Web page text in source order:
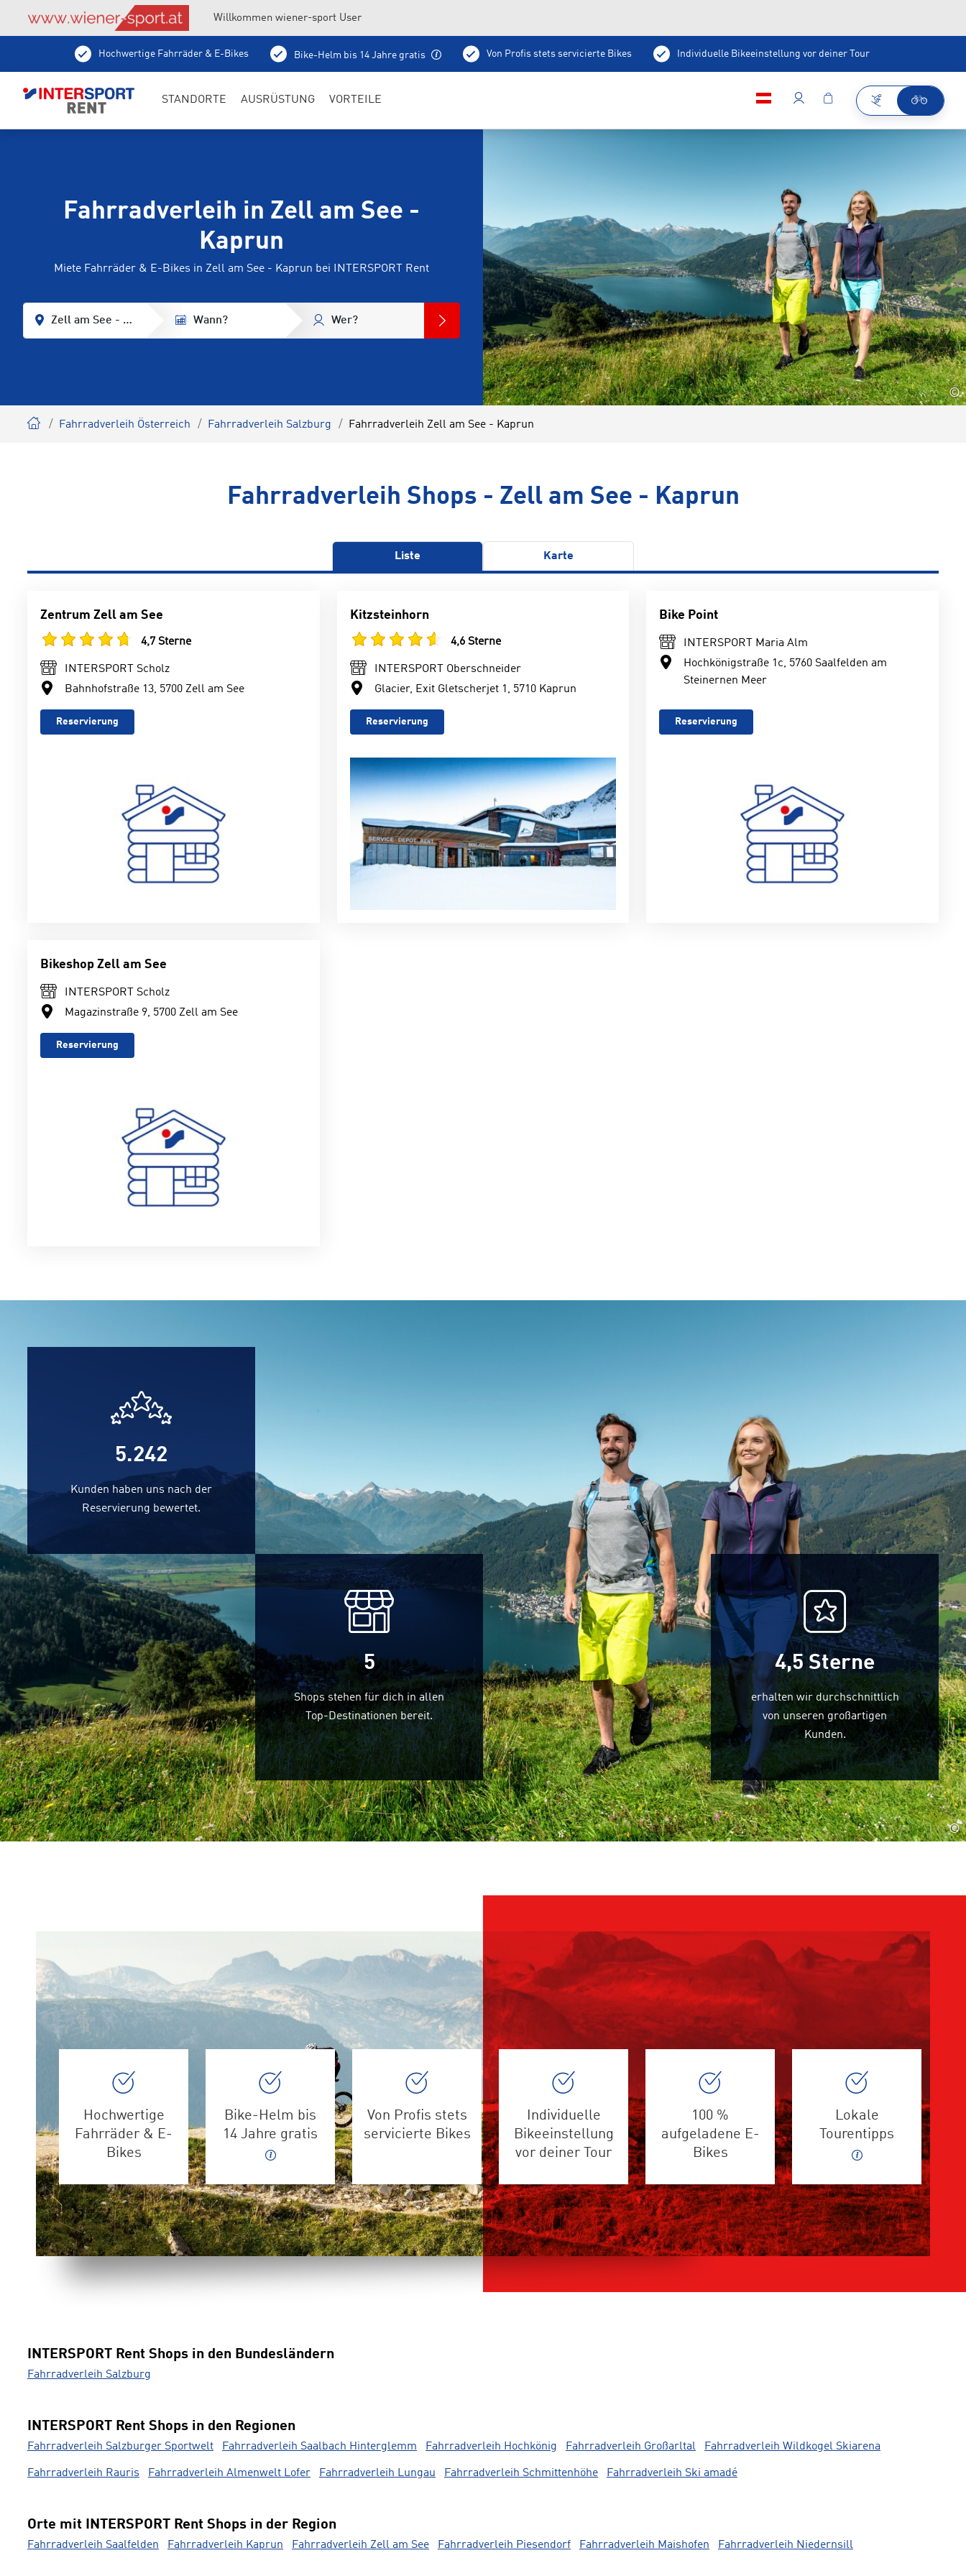
Willkommen wiener-sport User
Hochwertige Fahrräder & E-Bikes Bike-Helm bis 14 Jahre gratis Von Profis stets servicierte Bikes Individuelle Bikeeinstellung vor deiner Tour
STANDORTE AUSRÜSTUNG VORTEILE
Fahrradverleih in Zell am See -
Kaprun
Miete Fahrräder & E-Bikes in Zell am See - Kaprun bei INTERSPORT Rent
Zell am See - Kaprun Wann? Wer?
©
Fahrradverleih Österreich Fahrradverleih Salzburg Fahrradverleih Zell am See - Kaprun
Fahrradverleih Shops - Zell am See - Kaprun
Liste Karte
Zentrum Zell am See
4,7 Sterne
INTERSPORT Scholz
Bahnhofstraße 13, 5700 Zell am See
Reservierung
Kitzsteinhorn
4,6 Sterne
INTERSPORT Oberschneider
Glacier, Exit Gletscherjet 1, 5710 Kaprun
Reservierung
Bike Point
INTERSPORT Maria Alm
Hochkönigstraße 1c, 5760 Saalfelden am
Steinernen Meer
Reservierung
Bikeshop Zell am See
INTERSPORT Scholz
Magazinstraße 9, 5700 Zell am See
Reservierung
5.667
Kunden haben uns nach der
Reservierung bewertet.
5
Shops stehen für dich in allen
Top-Destinationen bereit.
4,5Sterne
erhalten wir durchschnittlich
von unseren großartigen
Kunden.
©
Hochwertige
Fahrräder & E-
Bikes
Bike-Helm bis
14 Jahre gratis
Von Profis stets
servicierte Bikes
Individuelle
Bikeeinstellung
vor deiner Tour
100 %
aufgeladene E-
Bikes
Lokale
Tourentipps
INTERSPORT Rent Shops in den Bundesländern
Fahrradverleih Salzburg
INTERSPORT Rent Shops in den Regionen
Fahrradverleih Salzburger Sportwelt Fahrradverleih Saalbach Hinterglemm Fahrradverleih Hochkönig Fahrradverleih Großarltal Fahrradverleih Wildkogel Skiarena
Fahrradverleih Rauris Fahrradverleih Almenwelt Lofer Fahrradverleih Lungau Fahrradverleih Schmittenhöhe Fahrradverleih Ski amadé
Orte mit INTERSPORT Rent Shops in der Region
Fahrradverleih Saalfelden Fahrradverleih Kaprun Fahrradverleih Zell am See Fahrradverleih Piesendorf Fahrradverleih Maishofen Fahrradverleih Niedernsill